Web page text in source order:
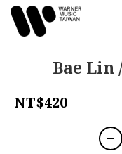
Bae Lin
NT$420